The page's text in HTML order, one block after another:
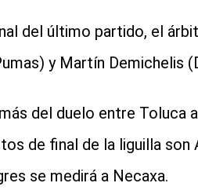
del último partido, el
y Martín Demichelis
del duelo entre Toluca
de final de la liguilla
se medirá a Necaxa.